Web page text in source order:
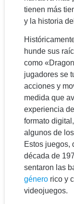
tienen más
y la historia
hunde sus
como
jugadores se
acciones y
medida que
experiencia
formato
algunos de
Estos juegos,
década de
sentaron las
género rico y
videojuegos.